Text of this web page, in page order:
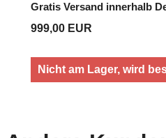
Gratis Versand innerhalb
999,00 EUR
Nicht am Lager, wird